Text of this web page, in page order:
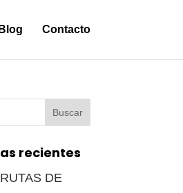
Blog Contacto
recientes
DE